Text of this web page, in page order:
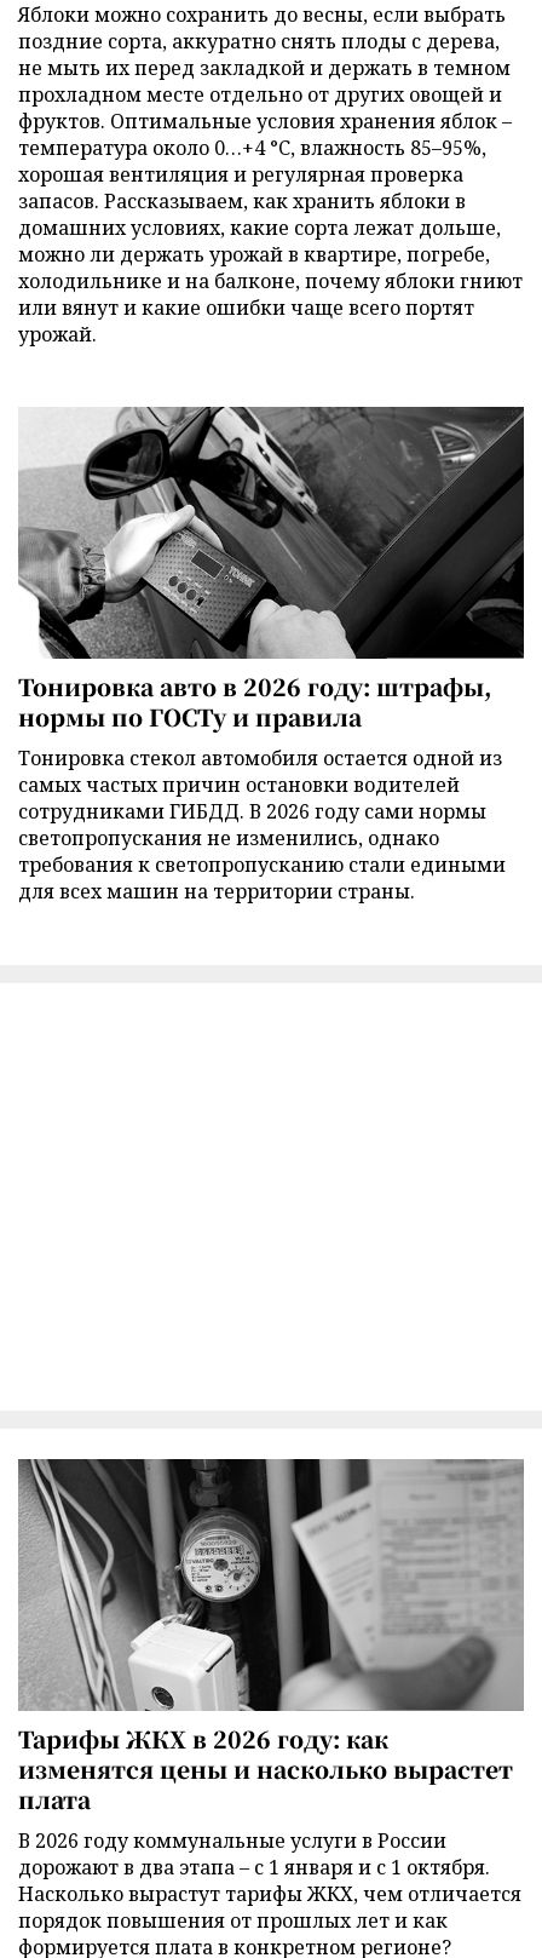
Яблоки можно сохранить до весны, если выбрать
поздние сорта, аккуратно снять плоды с дерева,
не мыть их перед закладкой и держать в темном
прохладном месте отдельно от других овощей и
фруктов. Оптимальные условия хранения яблок –
температура около 0…+4 °C, влажность 85–95%,
хорошая вентиляция и регулярная проверка
запасов. Рассказываем, как хранить яблоки в
домашних условиях, какие сорта лежат дольше,
можно ли держать урожай в квартире, погребе,
холодильнике и на балконе, почему яблоки гниют
или вянут и какие ошибки чаще всего портят
урожай.
Тонировка авто в 2026 году: штрафы,
нормы по ГОСТу и правила
Тонировка стекол автомобиля остается одной из
самых частых причин остановки водителей
сотрудниками ГИБДД. В 2026 году сами нормы
светопропускания не изменились, однако
требования к светопропусканию стали едиными
для всех машин на территории страны.
Тарифы ЖКХ в 2026 году: как
изменятся цены и насколько вырастет
плата
В 2026 году коммунальные услуги в России
дорожают в два этапа – с 1 января и с 1 октября.
Насколько вырастут тарифы ЖКХ, чем отличается
порядок повышения от прошлых лет и как
формируется плата в конкретном регионе?